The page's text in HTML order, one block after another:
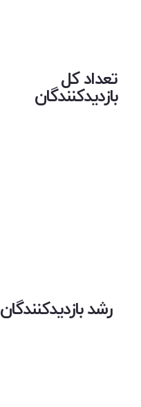
تعداد کل
بازدیدکنندگان
رشد بازدیدکنندگان